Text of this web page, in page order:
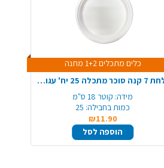
כלים מתכלים 1+2 מתנה
צלחת 7 קנה סוכר מתכלה 25 יח' עגול - לבן
מידה: קוטר 18 ס"מ
כמות בחבילה: 25
₪11.90
הוספה לסל